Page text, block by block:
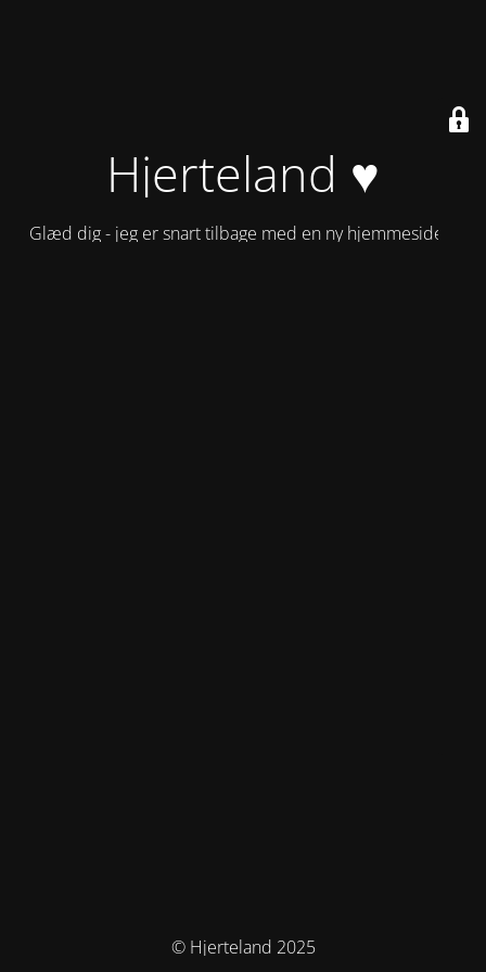
Hjerteland ♥
Glæd dig - jeg er snart tilbage med en ny hjemmeside!
© Hjerteland 2025